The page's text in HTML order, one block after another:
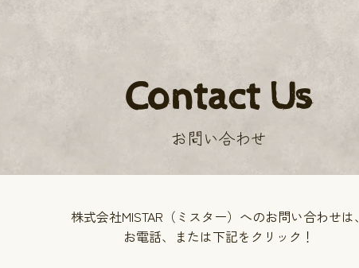
Contact Us
お問い合わせ
株式会社MISTAR（ミスター）へのお問い合わせは、
お電話、または下記をクリック！